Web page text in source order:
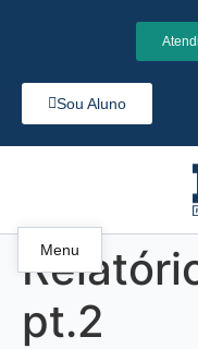
Sou Aluno
Menu
pt.2